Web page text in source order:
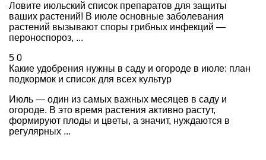
Ловите июльский список препаратов для защиты
ваших растений! В июле основные заболевания
растений вызывают споры грибных инфекций —
пероноспороз, ...
5 0
Какие удобрения нужны в саду и огороде в июле: план
подкормок и список для всех культур
Июль — один из самых важных месяцев в саду и
огороде. В это время растения активно растут,
формируют плоды и цветы, а значит, нуждаются в
регулярных ...